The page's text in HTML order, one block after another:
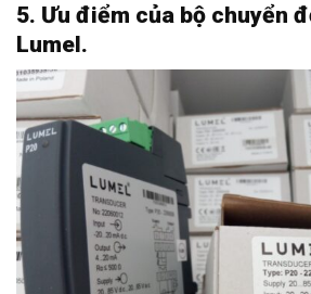
5. Ưu điểm của bộ chuyển
Lumel.